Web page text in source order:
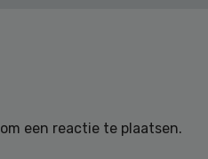
om een reactie te plaatsen.